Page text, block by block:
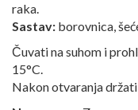
raka.
Sastav: borovnica,
Čuvati na suhom i
15°C.
Nakon otvaranja